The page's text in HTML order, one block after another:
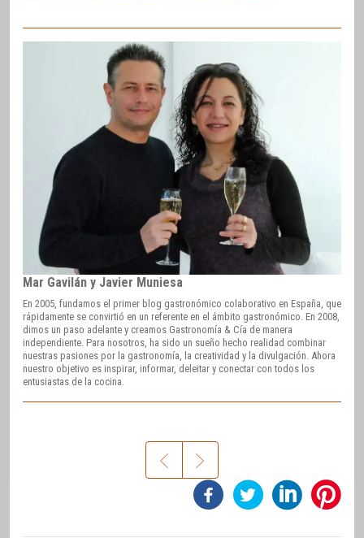
Mar Gavilán y Javier Muniesa
En 2005, fundamos el primer blog gastronómico colaborativo en España, que
rápidamente se convirtió en un referente en el ámbito gastronómico. En 2008,
dimos un paso adelante y creamos Gastronomía & Cía de manera
independiente. Para nosotros, ha sido un sueño hecho realidad combinar
nuestras pasiones por la gastronomía, la creatividad y la divulgación. Ahora
nuestro objetivo es inspirar, informar, deleitar y conectar con todos los
entusiastas de la cocina.